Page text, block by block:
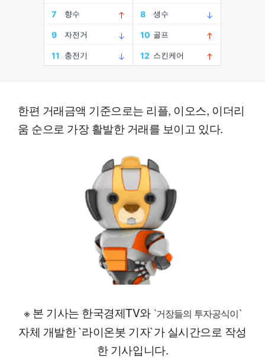
한편 거래금액 기준으로는 리플, 이오스, 이더리
움 순으로 가장 활발한 거래를 보이고 있다.
※ 본 기사는 한국경제TV와 `거장들의 투자공식이`
자체 개발한 `라이온봇 기자`가 실시간으로 작성
한 기사입니다.